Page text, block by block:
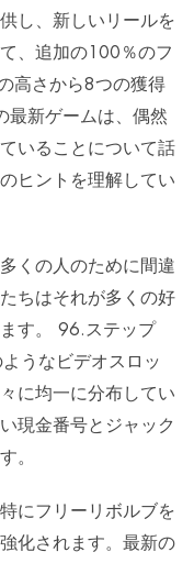
し、新しいリールを
、追加の100％のフ
高さから8つの獲得
最新ゲームは、偶然
いることについて話
ヒントを理解してい
くの人のために間違
ちはそれが多くの好
す。 96.ステップ
うなビデオスロッ
に均一に分布してい
現金番号とジャック
。
にフリーリボルブを
化されます。最新の